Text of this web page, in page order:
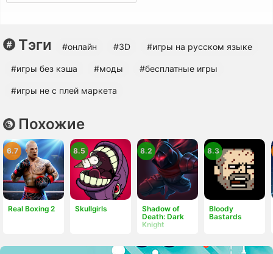
Тэги #онлайн #3D #игры на русском языке
#игры без кэша #моды #бесплатные игры
#игры не с плей маркета
Похожие
Real Boxing 2
6.7
Skullgirls
8.5
Shadow of
Death: Dark
Knight
8.2
Bloody
Bastards
8.3